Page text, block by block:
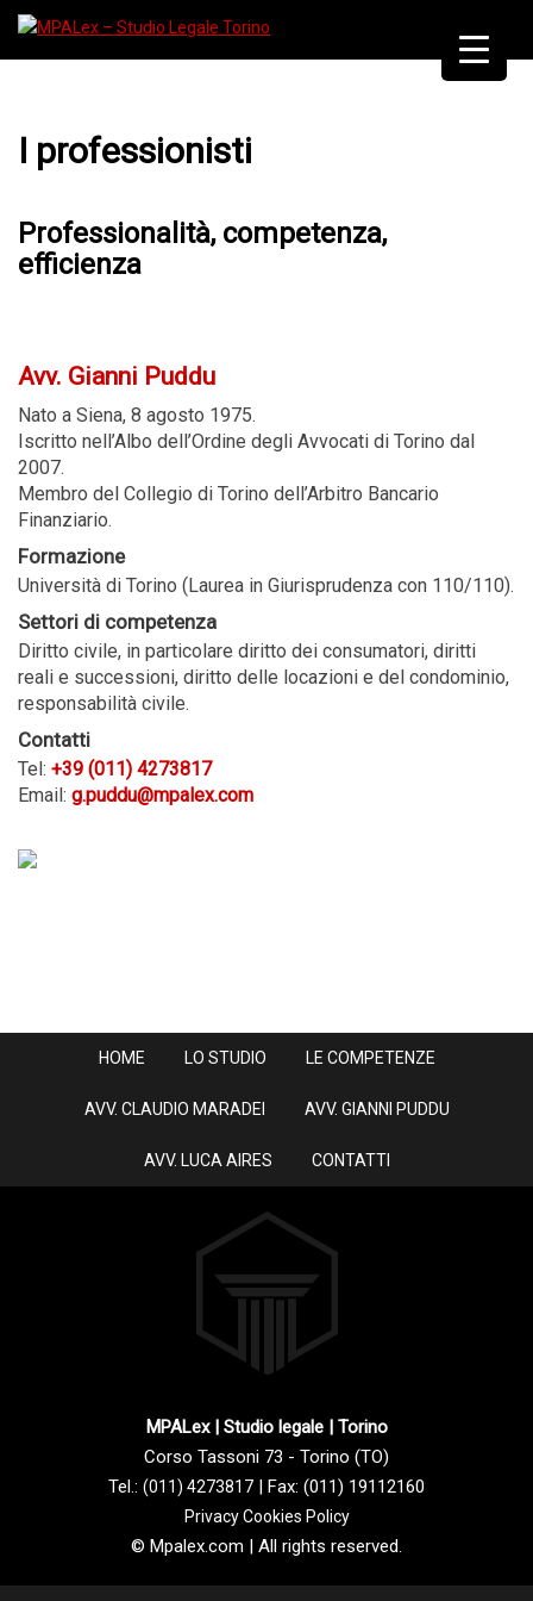
I professionisti
Professionalità, competenza,
efficienza
Avv. Gianni Puddu
Nato a Siena, 8 agosto 1975.
Iscritto nell’Albo dell’Ordine degli Avvocati di Torino dal
2007.
Membro del Collegio di Torino dell’Arbitro Bancario
Finanziario.
Formazione
Università di Torino (Laurea in Giurisprudenza con 110/110).
Settori di competenza
Diritto civile, in particolare diritto dei consumatori, diritti
reali e successioni, diritto delle locazioni e del condominio,
responsabilità civile.
Contatti
Tel: +39 (011) 4273817
Email: g.puddu@mpalex.com
HOME LO STUDIO LE COMPETENZE
AVV. CLAUDIO MARADEI AVV. GIANNI PUDDU
AVV. LUCA AIRES CONTATTI
MPALex | Studio legale | Torino
Corso Tassoni 73 - Torino (TO)
Tel.: (011) 4273817 | Fax: (011) 19112160
Privacy Cookies Policy
© Mpalex.com | All rights reserved.